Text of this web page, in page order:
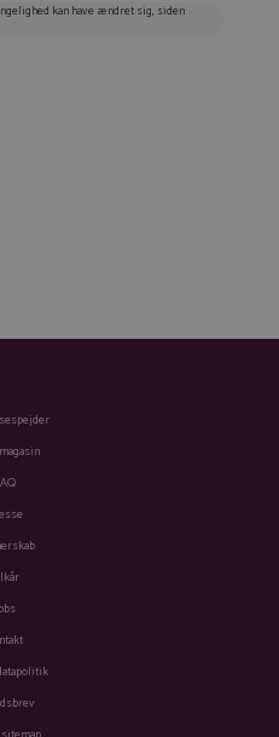
kan have ændret sig, siden